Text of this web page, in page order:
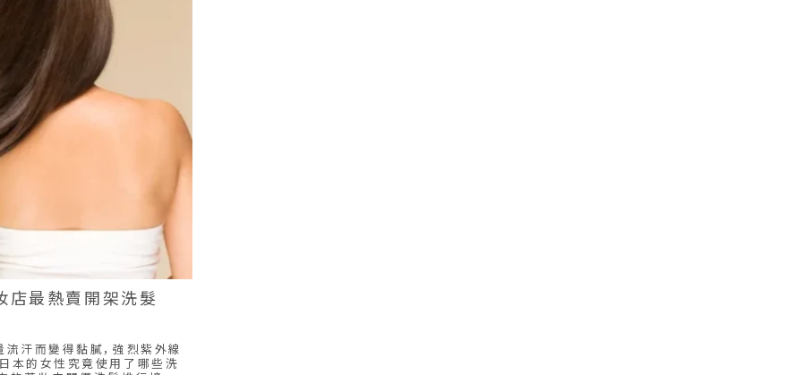
店最熱賣開架洗髮
汗而變得黏膩，強烈紫外線
本的女性究竟使用了哪些洗